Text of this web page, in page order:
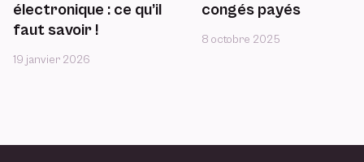
électronique : ce qu’il
faut savoir !
19 janvier 2026
congés payés
8 octobre 2025